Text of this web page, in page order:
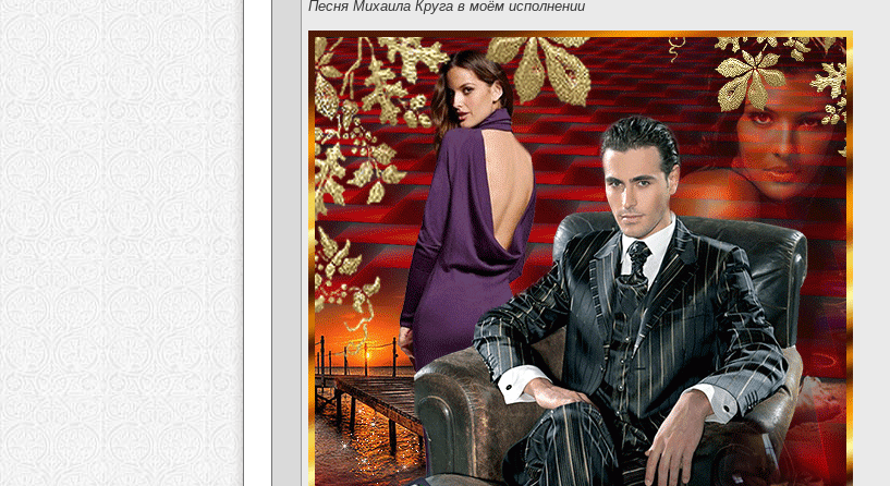
Песня Михаила Круга в моём исполнении